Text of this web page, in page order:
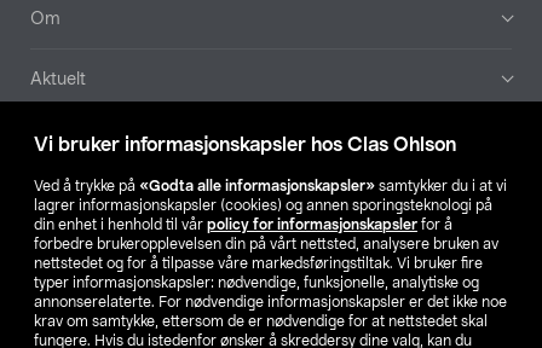
Vi bruker informasjonskapsler hos Clas Ohlson
Ved å trykke på «Godta alle informasjonskapsler» samtykker du i at vi
lagrer informasjonskapsler (cookies) og annen sporingsteknologi på
din enhet i henhold til vår policy for informasjonskapsler for å
forbedre brukeropplevelsen din på vårt nettsted, analysere bruken av
nettstedet og for å tilpasse våre markedsføringstiltak. Vi bruker fire
typer informasjonskapsler: nødvendige, funksjonelle, analytiske og
annonserelaterte. For nødvendige informasjonskapsler er det ikke noe
krav om samtykke, ettersom de er nødvendige for at nettstedet skal
fungere. Hvis du istedenfor ønsker å skreddersy dine valg, kan du
Om
Aktuelt
Våre selskaper
Finn din butikk
SE NO FI